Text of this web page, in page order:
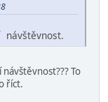
návštěvnost.
To
říct.